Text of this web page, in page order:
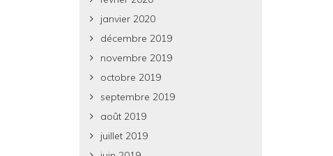
janvier 2020
décembre 2019
novembre 2019
octobre 2019
septembre 2019
août 2019
juillet 2019